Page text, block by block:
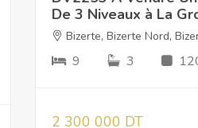
De 3 Niveaux à La
Bizerte, Bizerte Nord,
9 3
2 300 000 DT